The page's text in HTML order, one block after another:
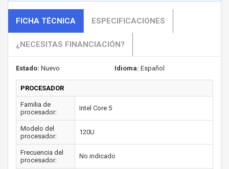
FICHA TÉCNICA ESPECIFICACIONES
¿NECESITAS FINANCIACIÓN?
Estado: Nuevo Idioma: Español
PROCESADOR
Familia de
procesador:
Intel Core 5
Modelo del
procesador:
120U
Frecuencia del
procesador:
No indicado